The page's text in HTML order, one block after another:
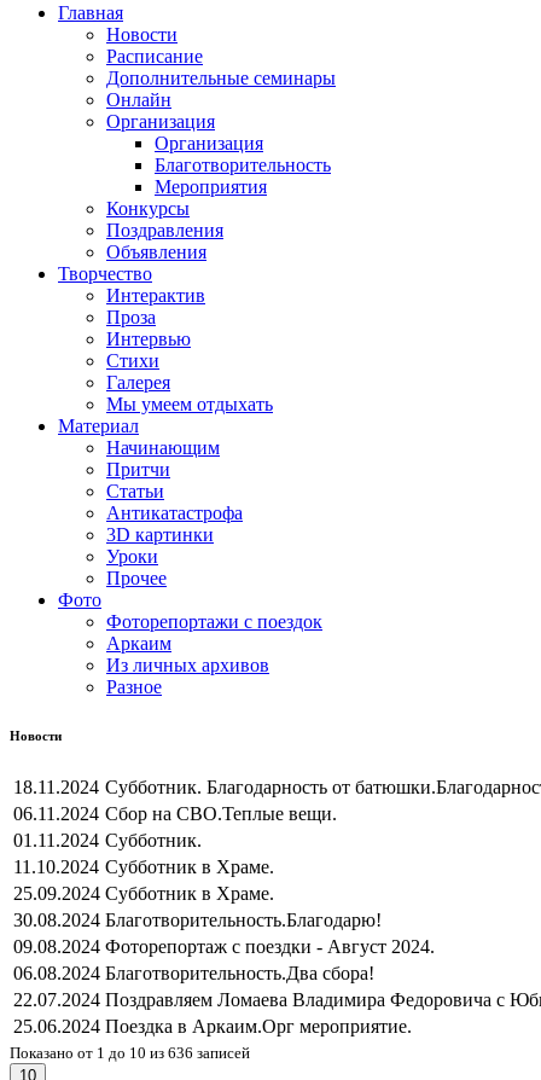
Главная
Новости
Расписание
Дополнительные семинары
Онлайн
Организация
Организация
Благотворительность
Мероприятия
Конкурсы
Поздравления
Объявления
Творчество
Интерактив
Проза
Интервью
Стихи
Галерея
Мы умеем отдыхать
Материал
Начинающим
Притчи
Статьи
Антикатастрофа
3D картинки
Уроки
Прочее
Фото
Фоторепортажи с поездок
Аркаим
Из личных архивов
Разное
Новости
18.11.2024 Субботник. Благодарность от батюшки.
06.11.2024 Сбор на СВО.Теплые вещи.
01.11.2024 Субботник.
11.10.2024 Субботник в Храме.
25.09.2024 Субботник в Храме.
30.08.2024 Благотворительность.Благодарю!
09.08.2024 Фоторепортаж с поездки - Август 2024.
06.08.2024 Благотворительность.Два сбора!
22.07.2024 Поздравляем Ломаева Владимира Федоровича с
25.06.2024 Поездка в Аркаим.Орг мероприятие.
Показано от 1 до 10 из 636 записей
10